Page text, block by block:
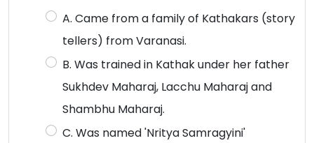
A. Came from a family of Kathakars (story
tellers) from Varanasi.
B. Was trained in Kathak under her father
Sukhdev Maharaj, Lacchu Maharaj and
Shambhu Maharaj.
C. Was named 'Nritya Samragyini'